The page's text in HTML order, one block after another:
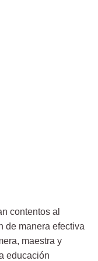
contentos al
de manera efectiva
maestra y
educación